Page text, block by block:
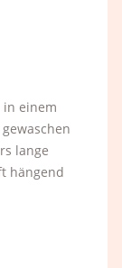
in einem
lange
hängend